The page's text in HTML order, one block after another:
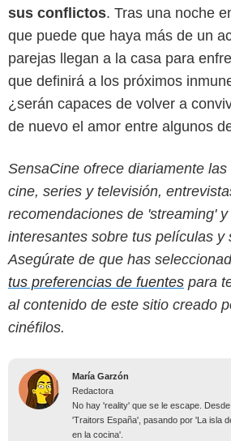
sus conflictos. Tras una noche
que puede que haya más de un
parejas llegan a la casa para
que definirá a los próximos
¿serán capaces de volver a
de nuevo el amor entre algunos
SensaCine ofrece diariamente
cine, series y televisión,
recomendaciones de 'streaming'
interesantes sobre tus películas y
Asegúrate de que has
tus preferencias de fuentes para
al contenido de este sitio creado
cinéfilos.
María Garzón
Redactora
No hay 'reality' que se le escape.
'Traitors España', pasando por 'La isla
en la cocina'.